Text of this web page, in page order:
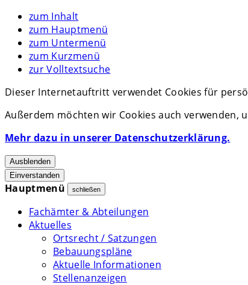
zum Inhalt
zum Hauptmenü
zum Untermenü
zum Kurzmenü
zur Volltextsuche
Dieser Internetauftritt verwendet Cookies für
Außerdem möchten wir Cookies auch verwenden,
Mehr dazu in unserer Datenschutzerklärung.
Ausblenden
Einverstanden
Hauptmenü schließen
Fachämter & Abteilungen
Aktuelles
Ortsrecht / Satzungen
Bebauungspläne
Aktuelle Informationen
Stellenanzeigen